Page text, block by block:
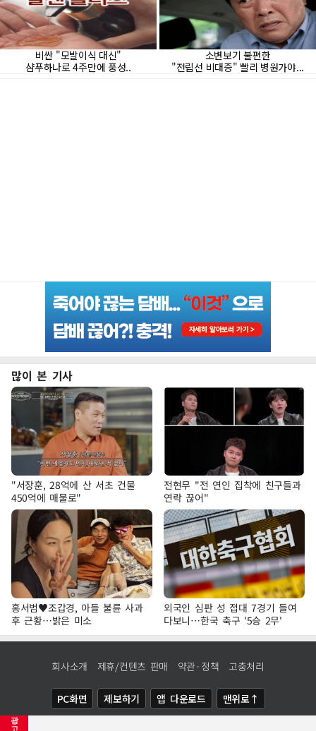
광
고
많이 본 기사
"서장훈, 28억에 산 서초 건물
450억에 매물로"
전현무 "전 연인 집착에 친구들과
연락 끊어"
홍서범♥조갑경, 아들 불륜 사과
후 근황…밝은 미소
외국인 심판 성 접대 7경기 들여
다보니…한국 축구 '5승 2무'
회사소개 제휴/컨텐츠 판매 약관·정책 고충처리
PC화면 제보하기 앱 다운로드 맨위로↑